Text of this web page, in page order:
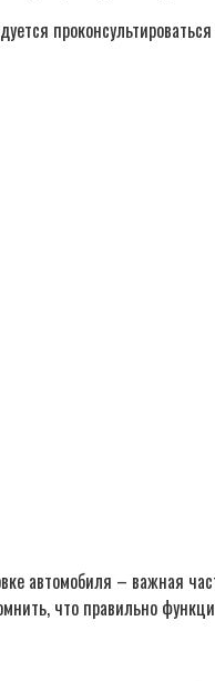
автомобиля – важная
что правильно